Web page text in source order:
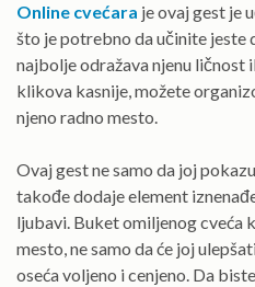
Online cvećara je ovaj gest je
što je potrebno da učinite
najbolje odražava njenu
klikova kasnije, možete
njeno radno mesto.
Ovaj gest ne samo da joj
takođe dodaje element
ljubavi. Buket omiljenog cveća
mesto, ne samo da će joj
oseća voljeno i cenjeno. Da